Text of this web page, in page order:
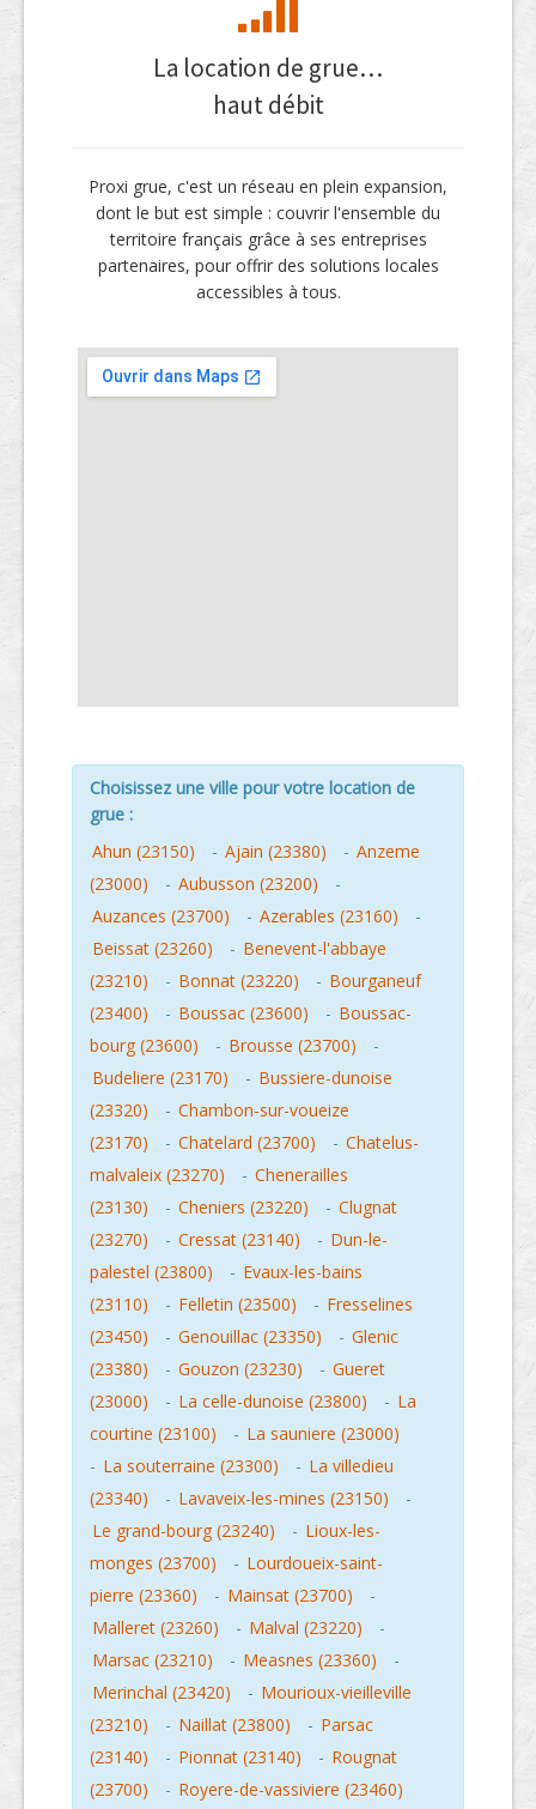
La location de grue…
haut débit
Proxi grue, c'est un réseau en plein expansion,
dont le but est simple : couvrir l'ensemble du
territoire français grâce à ses entreprises
partenaires, pour offrir des solutions locales
accessibles à tous.
Choisissez une ville pour votre location de
grue :
Ahun (23150)
- Ajain (23380) - Anzeme
(23000)
- Aubusson (23200)
-
Auzances (23700)
- Azerables (23160)
-
Beissat (23260)
- Benevent-l'abbaye
(23210)
- Bonnat (23220) - Bourganeuf
(23400)
- Boussac (23600) - Boussac-
bourg (23600)
- Brousse (23700)
-
Budeliere (23170)
- Bussiere-dunoise
(23320)
- Chambon-sur-voueize
(23170)
- Chatelard (23700) - Chatelus-
malvaleix (23270)
- Chenerailles
(23130)
- Cheniers (23220) - Clugnat
(23270)
- Cressat (23140) - Dun-le-
palestel (23800)
- Evaux-les-bains
(23110)
- Felletin (23500) - Fresselines
(23450)
- Genouillac (23350) - Glenic
(23380)
- Gouzon (23230) - Gueret
(23000)
- La celle-dunoise (23800) - La
courtine (23100)
- La sauniere (23000)
- La souterraine (23300) - La villedieu
(23340)
- Lavaveix-les-mines (23150)
-
Le grand-bourg (23240)
- Lioux-les-
monges (23700)
- Lourdoueix-saint-
pierre (23360)
- Mainsat (23700)
-
Malleret (23260)
- Malval (23220)
-
Marsac (23210)
- Measnes (23360)
-
Merinchal (23420)
- Mourioux-vieilleville
(23210)
- Naillat (23800) - Parsac
(23140)
- Pionnat (23140) - Rougnat
(23700)
- Royere-de-vassiviere (23460)